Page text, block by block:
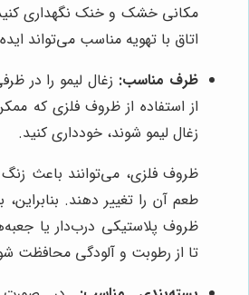
مکانی خشک و خنک نگهداری
اتاق با تهویه مناسب می‌تواند
ظرف مناسب: زغال لیمو را در
از استفاده از ظروف فلزی که
زغال لیمو شوند، خودداری کنید.
ظروف فلزی، می‌توانند باعث
طعم آن را تغییر دهند. بنابراین،
ظروف پلاستیکی درب‌دار یا
تا از رطوبت و آلودگی محافظت